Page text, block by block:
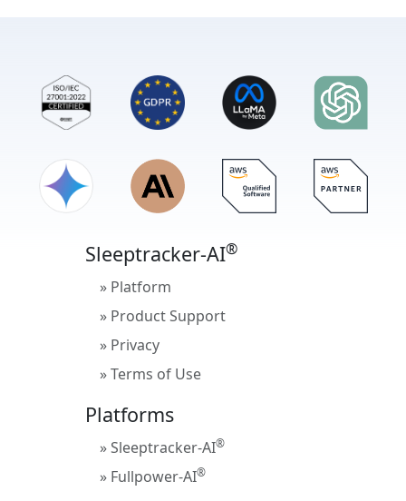
® ®
Eliminar aplicación
Eliminar
Sleeptracker-AI®
» Platform
» Product Support
» Privacy
» Terms of Use
Platforms
» Sleeptracker-AI®
» Fullpower-AI®